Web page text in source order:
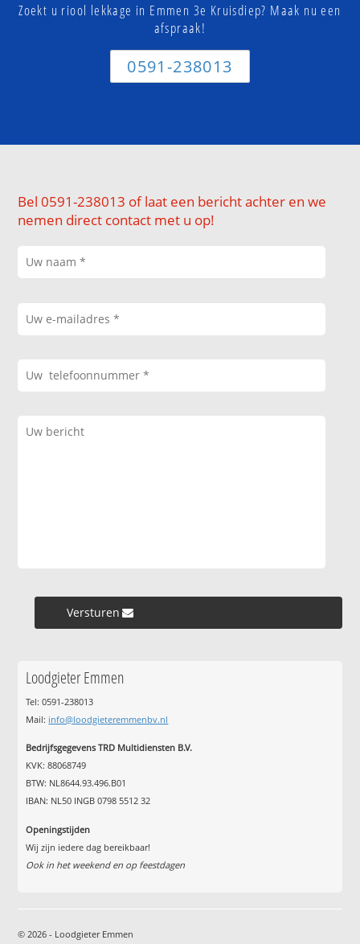
Zoekt u riool lekkage in Emmen 3e Kruisdiep? Maak nu een
afspraak!
0591-238013
Bel 0591-238013 of laat een bericht achter en we
nemen direct contact met u op!
Versturen »
Loodgieter Emmen
Tel: 0591-238013
Mail: info@loodgieteremmenbv.nl
Bedrijfsgegevens TRD Multidiensten B.V.
KVK: 88068749
BTW: NL8644.93.496.B01
IBAN: NL50 INGB 0798 5512 32
Openingstijden
Wij zijn iedere dag bereikbaar!
Ook in het weekend en op feestdagen
© 2026 - Loodgieter Emmen